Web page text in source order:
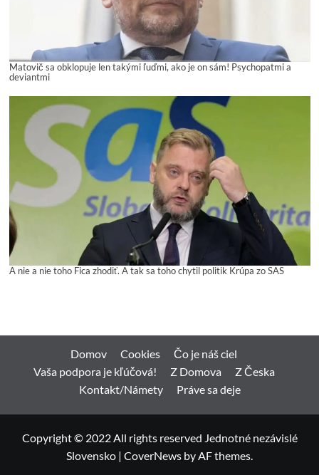
Matovič sa obklopuje len takými ľuďmi, ako je on sám! Psychopatmi a
deviantmi
A nie a nie toho Fica zhodiť. A tak sa toho chytil politik Krúpa zo SAS
Domov Cookies
Čo je náš ciel
Vaša podpora je kľúčová!
Z Domova
Z Česka
Kontakt/Námety
Práve sa deje
Copyright © 2022 All rights reserved Jednotné nezávislé
Slovensko | CoverNews by AF themes.